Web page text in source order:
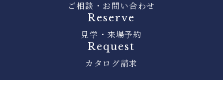
ご相談・お問い合わせ
Reserve
見学・来場予約
Request
カタログ請求